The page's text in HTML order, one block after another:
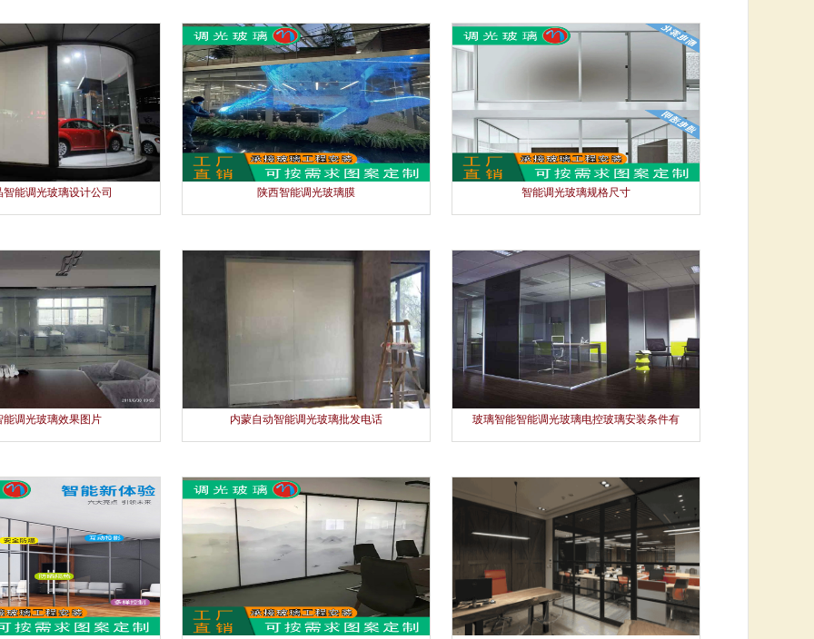
智能调光玻璃设计公司 陕西智能调光玻璃膜 智能调光玻璃规格尺寸
能调光玻璃效果图片 内蒙自动智能调光玻璃批发电话
玻璃智能智能调光玻璃电控玻璃安装条件有
哪些